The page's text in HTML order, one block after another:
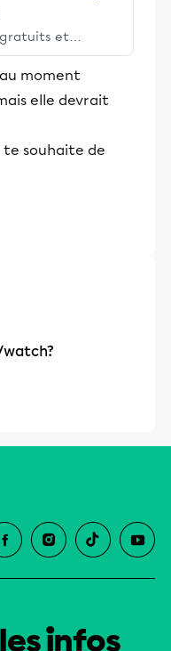
gratuits et
les élèves
la réussite
moment
elle devrait
souhaite de
infos